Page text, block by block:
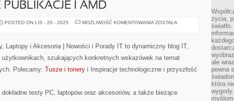
PUBLIKACJE I AMD
POSTED ON LIS - 20 - 2025 MOŻLIWOŚĆ KOMENTOWANIA POZOSTAŁE
ZOSTAŁA
Laptopy i Akcesoria | Nowości i Porady IT to dynamiczny blog IT,
użytkownikach, szukających konkretnych wskazówek na temat
Polecamy: Tusze i tonery i Inspiracje technologiczne i przyszłość
testy PC, laptopów oraz akcesoriów, a także bieżące
życia,
ale
pewna
która